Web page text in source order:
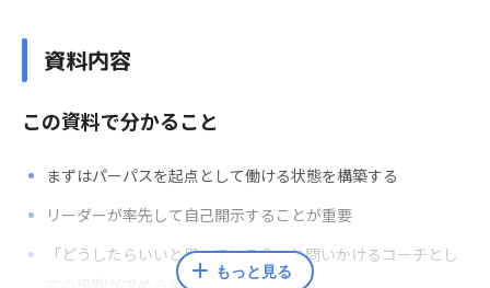
資料内容
この資料で分かること
まずはパーパスを起点として働ける状態を構築する
リーダーが率先して 自己開示することが重要
「どうしたらいいと思っている？」と問いかける コーチとし
もっと見る